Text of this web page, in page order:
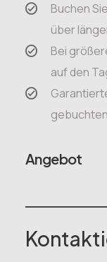
Buchen
über
Bei
auf den
Angebot